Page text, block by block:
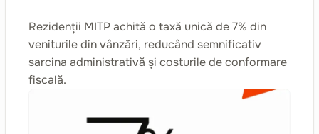
Rezidenții MITP achită o taxă unică de 7% din
veniturile din vânzări, reducând semnificativ
sarcina administrativă și costurile de conformare
fiscală.